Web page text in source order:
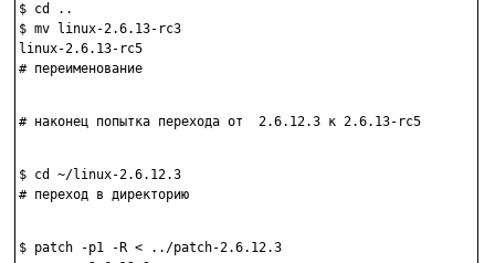
$ cd ..
$ mv linux-2.6.13-rc3
linux-2.6.13-rc5
# переименование
# наконец попытка перехода от  2.6.12.3 к 2.6.13-rc5
$ cd ~/linux-2.6.12.3
# переход в директорию
$ patch -p1 -R < ../patch-2.6.12.3